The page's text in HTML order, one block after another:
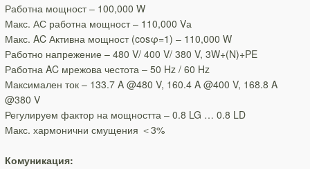
Работна мощност – 100,000 W
Макс. АС работна мощност – 110,000 Vа
Макс. AC Активна мощност (cosφ=1) – 110,000 W
Работно напрежение – 480 V/ 400 V/ 380 V, 3W+(N)+PE
Работна AC мрежова честота – 50 Hz / 60 Hz
Максимален ток – 133.7 A @480 V, 160.4 A @400 V, 168.8 A
@380 V
Регулируем фактор на мощността – 0.8 LG … 0.8 LD
Макс. хармонични смущения ＜3%
Комуникация: